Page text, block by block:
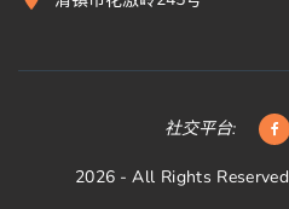
社交平台:
2026 - All Rights Reserved